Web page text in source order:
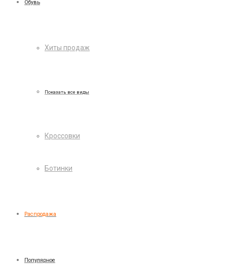
Обувь
Хиты продаж
Показать все виды
Кроссовки
Ботинки
Распродажа
Популярное